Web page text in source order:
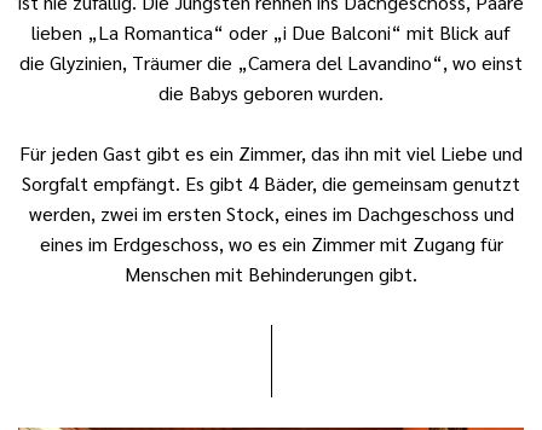
lieben „La Romantica“ oder „i Due Balconi“ mit Blick auf
die Glyzinien, Träumer die „Camera del Lavandino“, wo einst
die Babys geboren wurden.
Für jeden Gast gibt es ein Zimmer, das ihn mit viel Liebe und
Sorgfalt empfängt. Es gibt 4 Bäder, die gemeinsam genutzt
werden, zwei im ersten Stock, eines im Dachgeschoss und
eines im Erdgeschoss, wo es ein Zimmer mit Zugang für
Menschen mit Behinderungen gibt.